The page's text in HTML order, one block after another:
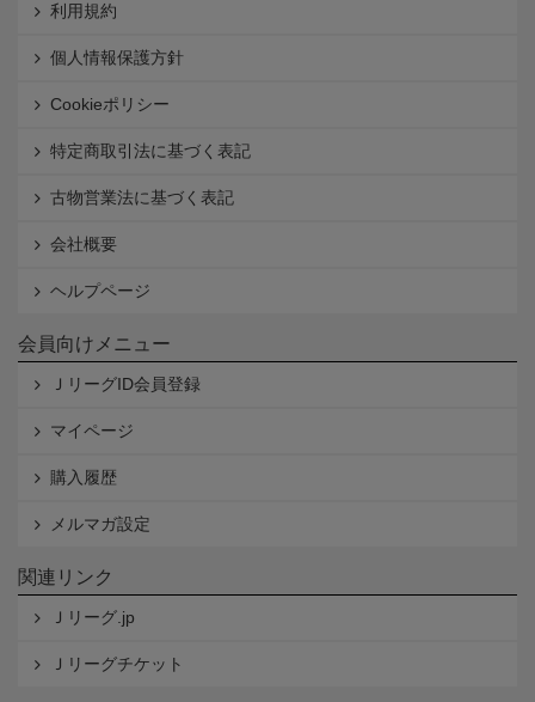
利用規約
個人情報保護方針
Cookieポリシー
特定商取引法に基づく表記
古物営業法に基づく表記
会社概要
ヘルプページ
会員向けメニュー
ＪリーグID会員登録
マイページ
購入履歴
メルマガ設定
関連リンク
Ｊリーグ.jp
Ｊリーグチケット